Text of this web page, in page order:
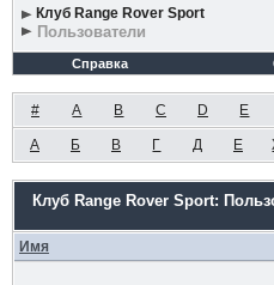
Клуб Range Rover Sport
Пользователи
Справка
# A B C D E
А Б В Г Д Е
Клуб Range Rover Sport:
Имя